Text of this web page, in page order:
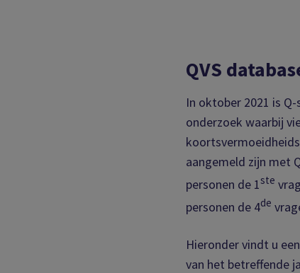
QVS
In oktober 2021 is
onderzoek waarbij
aangemeld zijn met
personen de 1ste
personen de 4de
Hieronder vindt u
van het betreffende